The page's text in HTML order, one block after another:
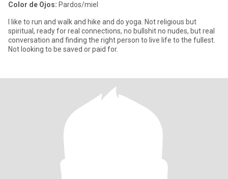
Color de Ojos: Pardos/miel
I like to run and walk and hike and do yoga. Not religious but
spiritual, ready for real connections, no bullshit no nudes, but real
conversation and finding the right person to live life to the fullest.
Not looking to be saved or paid for.